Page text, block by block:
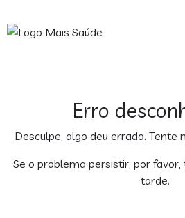
Erro
Desculpe, algo deu errado. Tente
Se o problema persistir, por
tarde.